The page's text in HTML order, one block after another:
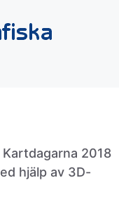
Kartdagarna 2018
hjälp av 3D-